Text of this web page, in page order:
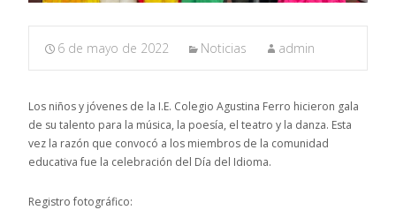
6 de mayo de 2022 Noticias admin
Los niños y jóvenes de la I.E. Colegio Agustina Ferro hicieron gala
de su talento para la música, la poesía, el teatro y la danza. Esta
vez la razón que convocó a los miembros de la comunidad
educativa fue la celebración del Día del Idioma.
Registro fotográfico: